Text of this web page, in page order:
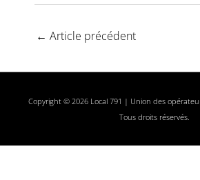
← Article précédent
Copyright © 2026 Local 791 | Union des
Tous droits réservés.